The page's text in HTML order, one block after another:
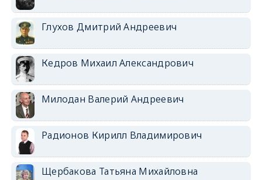
Глухов Дмитрий Андреевич
Кедров Михаил Александрович
Милодан Валерий Андреевич
Радионов Кирилл Владимирович
Щербакова Татьяна Михайловна